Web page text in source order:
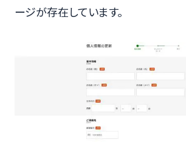
ージが存在しています。